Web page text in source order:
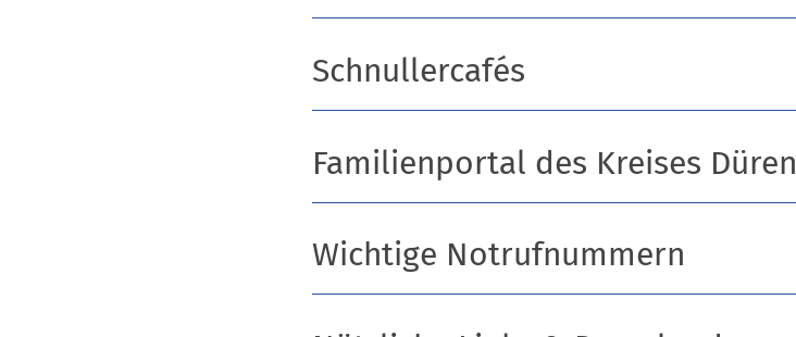
Schnullercafés
Familienportal des Kreises Düren
Wichtige Notrufnummern